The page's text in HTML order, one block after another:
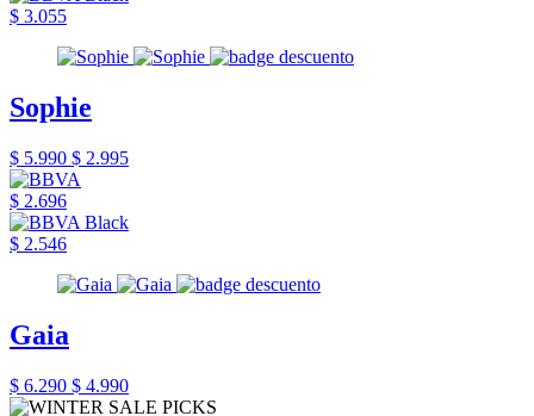
$ 3.055
Sophie
$ 5.990 $ 2.995
$ 2.696
$ 2.546
Gaia
$ 6.290 $ 4.990